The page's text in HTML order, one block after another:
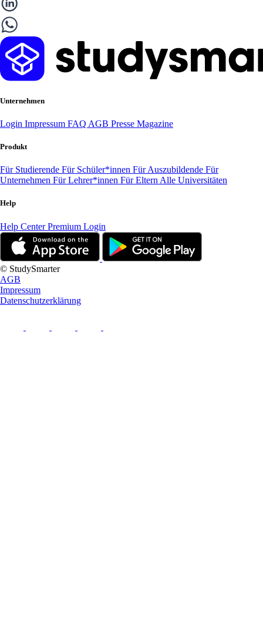
Unternehmen
Login Impressum FAQ AGB Presse Magazine
Produkt
Für Studierende Für Schüler*innen Für Auszubildende Für
Unternehmen Für Lehrer*innen Für Eltern Alle Universitäten
Help
Help CenterPremium Login
© StudySmarter
AGB
Impressum
Datenschutzerklärung